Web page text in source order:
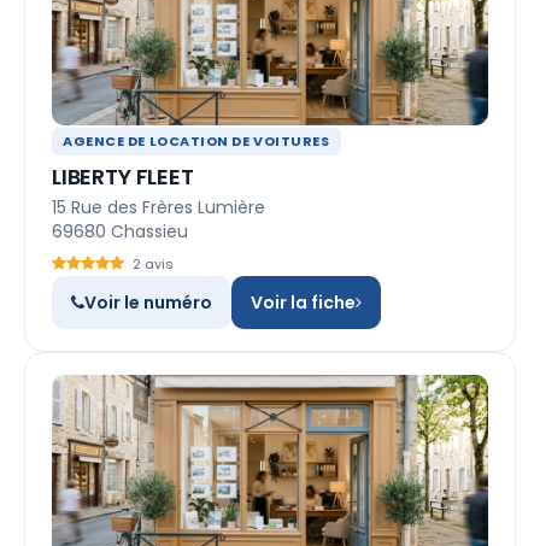
AGENCE DE LOCATION DE VOITURES
LIBERTY FLEET
15 Rue des Frères Lumière
69680 Chassieu
2 avis
Voir le numéro Voir la fiche